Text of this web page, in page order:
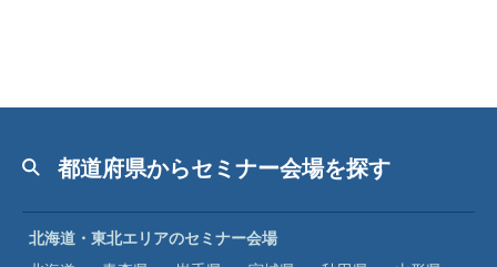
都道府県からセミナー会場を探す
北海道・東北エリアのセミナー会場